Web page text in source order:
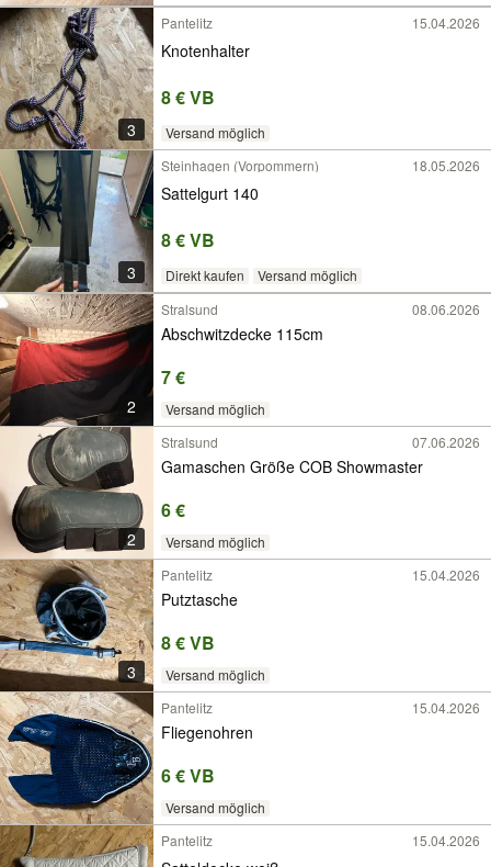
3
Pantelitz 15.04.2026
Knotenhalter
8 € VB
Versand möglich
3
Steinhagen (Vorpommern) 18.05.2026
Sattelgurt 140
8 € VB
Direkt kaufen Versand möglich
2
Stralsund 08.06.2026
Abschwitzdecke 115cm
7 €
Versand möglich
2
Stralsund 07.06.2026
Gamaschen Größe COB Showmaster
6 €
Versand möglich
3
Pantelitz 15.04.2026
Putztasche
8 € VB
Versand möglich
Pantelitz
15.04.2026
Fliegenohren
6 € VB
Versand möglich
Pantelitz
15.04.2026